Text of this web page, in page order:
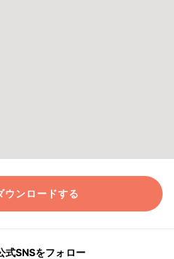
ウンロードする
式SNSをフォロー